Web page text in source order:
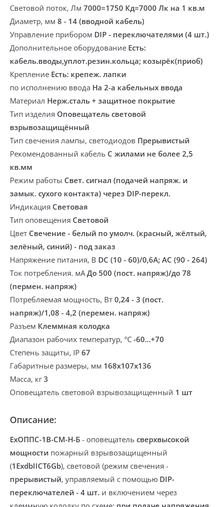
Световой поток, Лм 7000=1750 Кд=7000 Лк на 1 кв.м
Диаметр, мм 8 - 14 (вводной кабель)
Управление прибором DIP - переключателями (4 шт.)
Дополнительное оборудование Есть:
кабель.вводы,уплот.резин.кольца; козырёк(приоб)
Крепление Есть: крепеж. лапки
по исполнению ввода На 2-а кабельных ввода
Материал Нерж.сталь + защитное покрытие
Тип изделия Оповещатель световой
взрывозащищённый
Тип свечения лампы, светодиодов Прерывистый
Рекомендованный кабель С жилами не более 2,5
кв.мм
Режим работы Свет. сигнал (подачей напряж. и
замык. сухого контакта) через DIP-перекл.
Индикация Световая
Тип оповещения Световой
Цвет Свечение - белый по умолч. (красный, жёлтый,
зелёный, синий) - под заказ
Напряжение питания, В DC (10 - 60)/0,6A; AC (90 - 264)
Ток потребления. мАДо 500 (пост. напряж)/до 78
(пермен. напряж)
Потребляемая мощность, Вт 0,24 - 3 (пост.
напряж)/1,08 - 4,2 (перемен. напряж)
Разъем Клеммная колодка
Диапазон рабочих температур, °С -60...+70
Степень защиты, IP 67
Габаритные размеры, мм 168х107х136
Масса, кг3
Оповещатель световой взрывозащищенный 1 шт
Описание:
ExОППС-1В-СМ-Н-Б - оповещатель сверхвысокой
мощности пожарный взрывозащищенный
(1ExdbIICТ6Gb), световой (режим свечения -
прерывистый, управляемый с помощью DIP-
переключателей - 4 шт. и включением через